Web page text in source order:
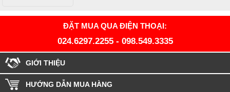
ĐẶT MUA QUA ĐIỆN THOẠI:
024.6297.2255- 098.549.3335
GIỚI THIỆU
HƯỚNG DẪN MUA HÀNG